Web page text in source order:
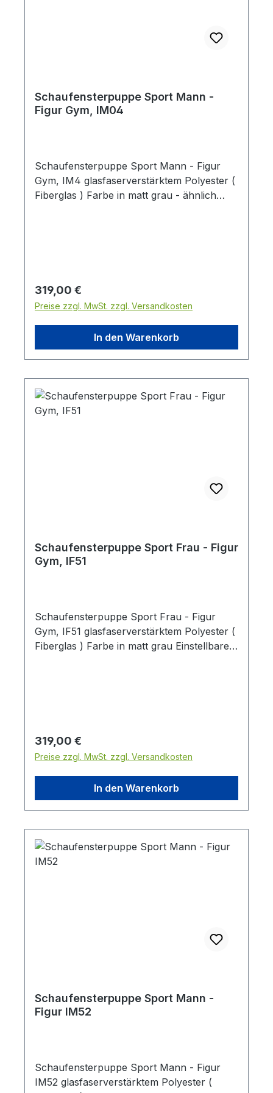
Schaufensterpuppe Sport Mann -
Figur Gym, IM04
Schaufensterpuppe Sport Mann - Figur
Gym, IM4 glasfaserverstärktem Polyester (
Fiberglas ) Farbe in matt grau - ähnlich
Taillenumfang: 77 cm Hüftumfang: 97 cm
Schulterbreite: 48 cm Schuhgröße: 44
Regulärer Preis:
319,00 €
Preise zzgl. MwSt. zzgl. Versandkosten
In den Warenkorb
Schaufensterpuppe Sport Frau - Figur
Gym, IF51
Schaufensterpuppe Sport Frau - Figur
Gym, IF51 glasfaserverstärktem Polyester (
Fiberglas ) Farbe in matt grau Einstellbare
Schulterbreite: 39 cm Konfektionsgröße: 36
- 38 Schuhgröße: 39
Regulärer Preis:
319,00 €
Preise zzgl. MwSt. zzgl. Versandkosten
In den Warenkorb
Schaufensterpuppe Sport Mann -
Figur IM52
Schaufensterpuppe Sport Mann - Figur
IM52 glasfaserverstärktem Polyester (